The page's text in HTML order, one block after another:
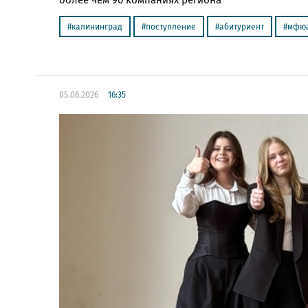
калининград поступление абитуриент
05.06.2026 16:35